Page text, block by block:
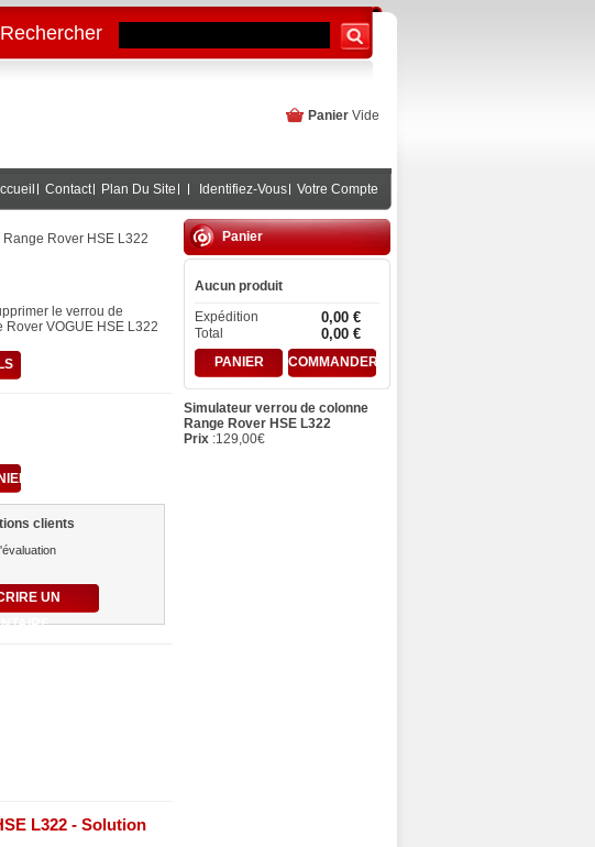
Panier Vide
Contact Plan Du Site Identifiez-Vous Votre Compte
Rechercher
Rover HSE L322
le verrou de
Rover VOGUE HSE L322
clients
UN
L322 - Solution
Panier
Aucun produit
Expédition
0,00 €
Total 0,00 €
PANIER COMMANDER
Simulateur verrou de colonne
Range Rover HSE L322
Prix :129,00€